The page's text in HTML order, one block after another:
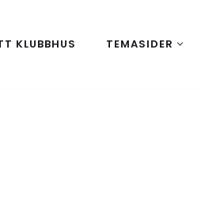
KLUBBHUS TEMASIDER